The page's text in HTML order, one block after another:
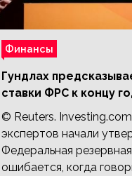
Финансы
Гундлах
ставки ФРС к концу
© Reuters.
экспертов начали
Федеральная
ошибается, когда